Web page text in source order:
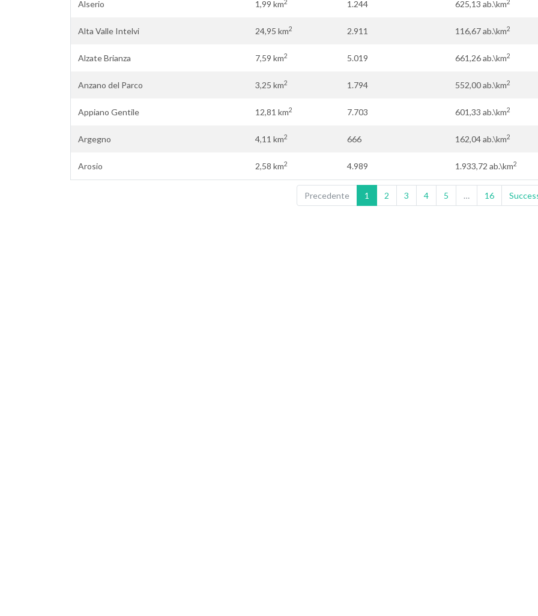
Alserio 1,99 km2 1.244 625,13 ab.\km2
Alta Valle Intelvi 24,95 km2 2.911 116,67 ab.\km2
Alzate Brianza 7,59 km2 5.019 661,26 ab.\km2
Anzano del Parco 3,25 km2 1.794 552,00 ab.\km2
Appiano Gentile 12,81 km2 7.703 601,33 ab.\km2
Argegno 4,11 km2 666 162,04 ab.\km2
Arosio 2,58 km2 4.989 1.933,72 ab.\km2
Precedente 1 2 3 4 5 … 16